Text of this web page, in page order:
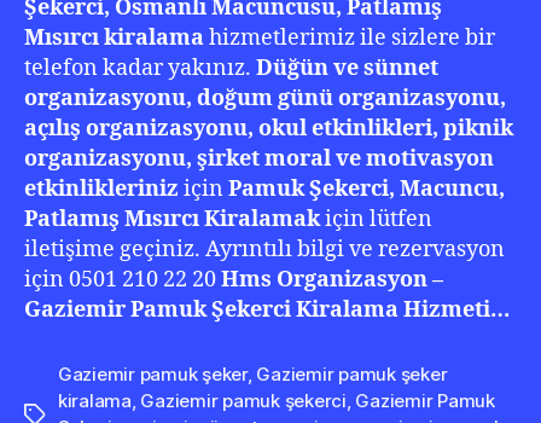
Şekerci, Osmanlı Macuncusu, Patlamış
Mısırcı kiralamahizmetlerimiz ile sizlere bir
telefon kadar yakınız. Düğün ve sünnet
organizasyonu, doğum günü organizasyonu,
açılış organizasyonu, okul etkinlikleri, piknik
organizasyonu, şirket moral ve motivasyon
etkinlikleriniz için Pamuk Şekerci, Macuncu,
Patlamış Mısırcı Kiralamakiçin lütfen
iletişime geçiniz. Ayrıntılı bilgi ve rezervasyon
için 0501 210 22 20Hms Organizasyon –
Gaziemir Pamuk Şekerci Kiralama Hizmeti…
Etiketler
Gaziemir pamuk şeker, Gaziemir pamuk şeker
kiralama Gaziemir pamuk şekerci Gaziemir Pamuk